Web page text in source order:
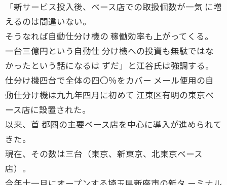
「新サービス投入後、ベース店での取扱個数が一気 に増
えるのは間違いない。
そうなれば自動仕分け機の 稼働効率も上がってくる。
一台三億円という自動仕 分け機への投資も無駄ではな
かったという話になるは ずだ」と江谷氏は強調する。
仕分け機四台で全体の四〇％をカバー メール便用の自
動仕分け機は九九年四月に初めて 江東区有明の東京ベ
ース店に設置された。
以来、首 都圏の主要ベース店を中心に導入が進められて
きた。
現在、その数は三台（東京、新東京、北東京ベース
店）。